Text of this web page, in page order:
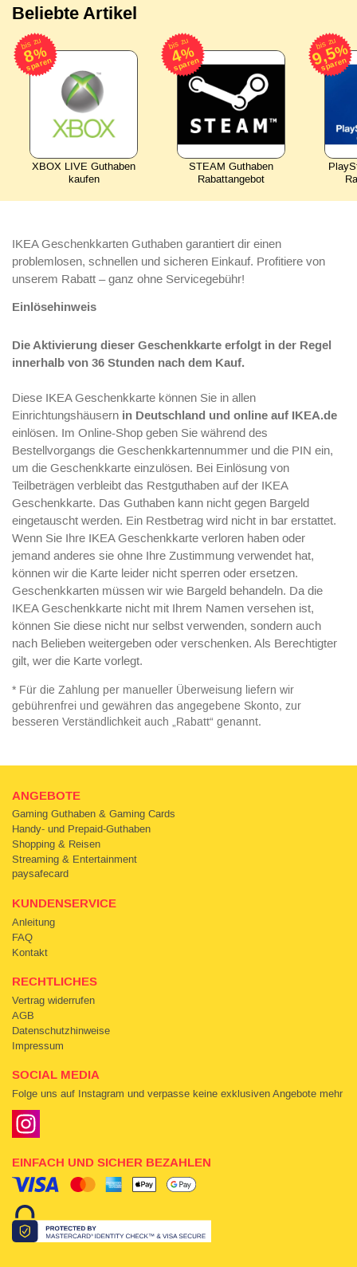
Beliebte Artikel
XBOX LIVE Guthaben
kaufen
bis zu
8%
sparen
STEAM Guthaben
Rabattangebot
bis zu
4%
sparen
bis zu
9,5%
sparen
IKEA Geschenkkarten Guthaben garantiert dir einen
problemlosen, schnellen und sicheren Einkauf. Profitiere von
unserem Rabatt – ganz ohne Servicegebühr!
Einlösehinweis
Die Aktivierung dieser Geschenkkarte erfolgt in der Regel
innerhalb von 36 Stunden nach dem Kauf.
Diese IKEA Geschenkkarte können Sie in allen
Einrichtungshäusern in Deutschland und online auf IKEA.de
einlösen. Im Online-Shop geben Sie während des
Bestellvorgangs die Geschenkkartennummer und die PIN ein,
um die Geschenkkarte einzulösen. Bei Einlösung von
Teilbeträgen verbleibt das Restguthaben auf der IKEA
Geschenkkarte. Das Guthaben kann nicht gegen Bargeld
eingetauscht werden. Ein Restbetrag wird nicht in bar erstattet.
Wenn Sie Ihre IKEA Geschenkkarte verloren haben oder
jemand anderes sie ohne Ihre Zustimmung verwendet hat,
können wir die Karte leider nicht sperren oder ersetzen.
Geschenkkarten müssen wir wie Bargeld behandeln. Da die
IKEA Geschenkkarte nicht mit Ihrem Namen versehen ist,
können Sie diese nicht nur selbst verwenden, sondern auch
nach Belieben weitergeben oder verschenken. Als Berechtigter
gilt, wer die Karte vorlegt.
* Für die Zahlung per manueller Überweisung liefern wir
gebührenfrei und gewähren das angegebene Skonto, zur
besseren Verständlichkeit auch „Rabatt“ genannt.
ANGEBOTE
Gaming Guthaben & Gaming Cards
Handy- und Prepaid-Guthaben
Shopping & Reisen
Streaming & Entertainment
paysafecard
KUNDENSERVICE
Anleitung
FAQ
Kontakt
RECHTLICHES
Vertrag widerrufen
AGB
Datenschutzhinweise
Impressum
SOCIAL MEDIA
Folge uns auf Instagram und verpasse keine exklusiven Angebote mehr
EINFACH UND SICHER BEZAHLEN